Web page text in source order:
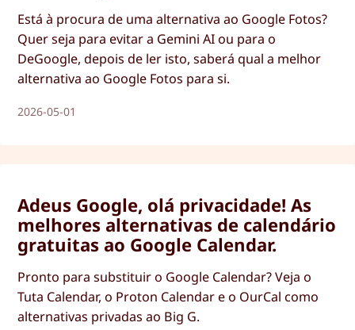
Está à procura de uma alternativa ao Google Fotos?
Quer seja para evitar a Gemini AI ou para o
DeGoogle, depois de ler isto, saberá qual a melhor
alternativa ao Google Fotos para si.
2026-05-01
Adeus Google, olá privacidade! As
melhores alternativas de calendário
gratuitas ao Google Calendar.
Pronto para substituir o Google Calendar? Veja o
Tuta Calendar, o Proton Calendar e o OurCal como
alternativas privadas ao Big G.